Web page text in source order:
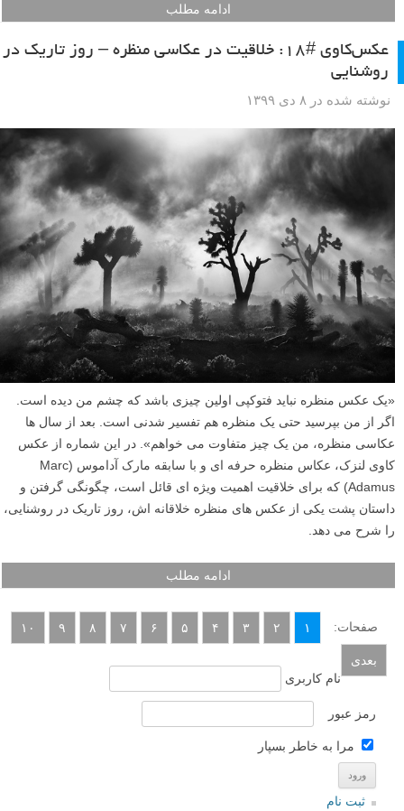
ادامه مطلب
عکس‌کاوی #۱۸: خلاقیت در عکاسی منظره – روز تاریک در
روشنایی
نوشته شده در ۸ دی ۱۳۹۹
«یک عکس منظره نباید فتوکپی اولین چیزی باشد که چشم من دیده است.
اگر از من بپرسید حتی یک منظره هم تفسیر شدنی است. بعد از سال ها
عکاسی منظره، من یک چیز متفاوت می خواهم». در این شماره از عکس
کاوی لنزک، عکاس منظره حرفه ای و با سابقه مارک آداموس (Marc
Adamus) که برای خلاقیت اهمیت ویژه ای قائل است، چگونگی گرفتن و
داستان پشت یکی از عکس های منظره خلاقانه اش، روز تاریک در روشنایی،
را شرح می دهد.
ادامه مطلب
صفحات: ۱ ۲ ۳ ۴ ۵ ۶ ۷ ۸ ۹ ۱۰
بعدی
نام کاربری
رمز عبور
مرا به خاطر بسپار
ثبت نام